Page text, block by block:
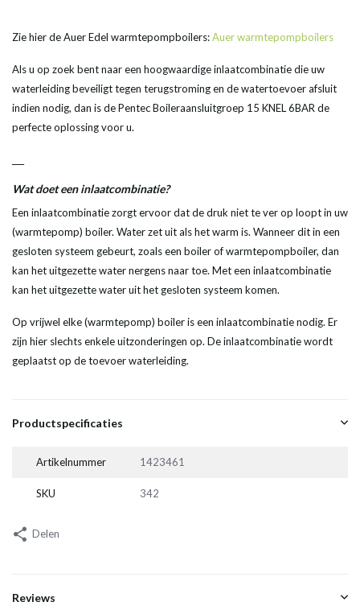
Zie hier de Auer Edel warmtepompboilers:Auer warmtepompboilers
Als u op zoek bent naar een hoogwaardige inlaatcombinatie die uw
waterleiding beveiligt tegen terugstroming en de watertoevoer afsluit
indien nodig, dan is de Pentec Boileraansluitgroep 15 KNEL 6BAR de
perfecte oplossing voor u.
Wat doet een inlaatcombinatie?
Een inlaatcombinatie zorgt ervoor dat de druk niet te ver op loopt in uw
(warmtepomp) boiler. Water zet uit als het warm is. Wanneer dit in een
gesloten systeem gebeurt, zoals een boiler of warmtepompboiler, dan
kan het uitgezette water nergens naar toe. Met een inlaatcombinatie
kan het uitgezette water uit het gesloten systeem komen.
Op vrijwel elke (warmtepomp) boiler is een inlaatcombinatie nodig. Er
zijn hier slechts enkele uitzonderingen op. De inlaatcombinatie wordt
geplaatst op de toevoer waterleiding.
Productspecificaties
Artikelnummer 1423461
SKU 342
Delen
Reviews